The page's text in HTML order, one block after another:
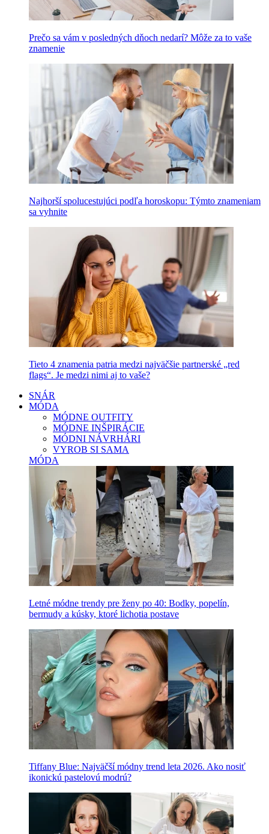
Prečo sa vám v posledných dňoch nedarí? Môže za to vaše
znamenie
Najhorší spolucestujúci podľa horoskopu: Týmto znameniam
sa vyhnite
Tieto 4 znamenia patria medzi najväčšie partnerské „red
flags“. Je medzi nimi aj to vaše?
SNÁR
MÓDA
MÓDNE OUTFITY
MÓDNE INŠPIRÁCIE
MÓDNI NÁVRHÁRI
VYROB SI SAMA
MÓDA
Letné módne trendy pre ženy po 40: Bodky, popelín,
bermudy a kúsky, ktoré lichotia postave
Tiffany Blue: Najväčší módny trend leta 2026. Ako nosiť
ikonickú pastelovú modrú?